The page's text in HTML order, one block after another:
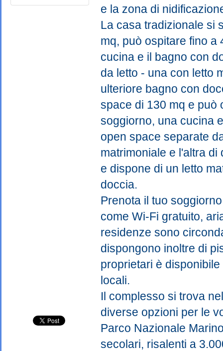
e la zona di
La casa tradizionale si
mq, può ospitare fino a
cucina e il bagno con
da letto - una con letto
ulteriore bagno con
space di 130 mq e può
soggiorno, una cucina
open space separate
matrimoniale e l'altra
e dispone di un letto
doccia.
Prenota il tuo
come Wi-Fi gratuito,
residenze sono
dispongono inoltre di
proprietari è
locali.
Il complesso si trova
diverse opzioni per le
Parco Nazionale
secolari, risalenti a